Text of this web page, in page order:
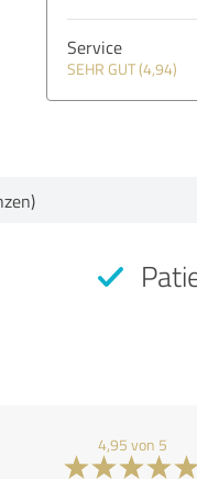
Service
SEHR GUT (4,94)
4,95 von 5